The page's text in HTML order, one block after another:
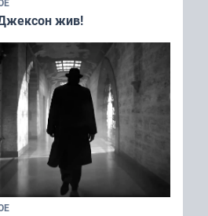
жив!